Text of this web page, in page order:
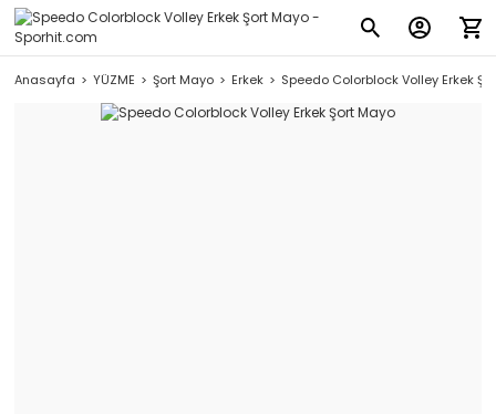
Anasayfa YÜZME Şort Mayo Erkek Speedo Colorblock Volley Erkek